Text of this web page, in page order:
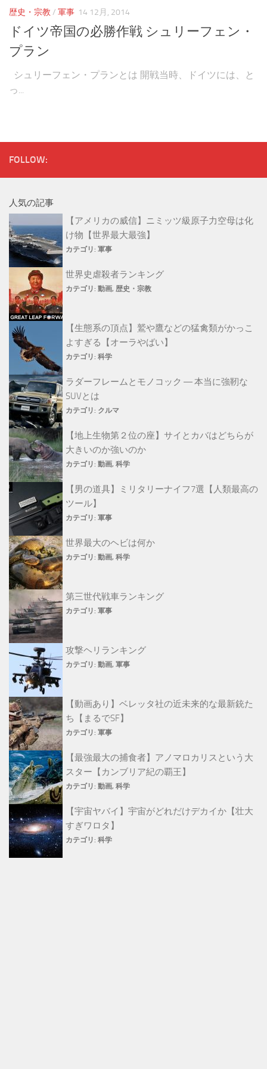
音楽
歴史・宗教 / 軍事 14 12月, 2014
ドイツ帝国の必勝作戦 シュリーフェン・
プラン
シュリーフェン・プランとは 開戦当時、ドイツには、と
っ...
FOLLOW:
人気の記事
【アメリカの威信】ニミッツ級原子力空母は化
け物【世界最大最強】
カテゴリ: 軍事
世界史虐殺者ランキング
カテゴリ: 動画, 歴史・宗教
【生態系の頂点】鷲や鷹などの猛禽類がかっこ
よすぎる【オーラやばい】
カテゴリ: 科学
ラダーフレームとモノコック ― 本当に強靭な
SUVとは
カテゴリ: クルマ
【地上生物第２位の座】サイとカバはどちらが
大きいのか強いのか
カテゴリ: 動画, 科学
【男の道具】ミリタリーナイフ7選【人類最高の
ツール】
カテゴリ: 軍事
世界最大のヘビは何か
カテゴリ: 動画, 科学
第三世代戦車ランキング
カテゴリ: 軍事
攻撃ヘリランキング
カテゴリ: 動画, 軍事
【動画あり】ベレッタ社の近未来的な最新銃た
ち【まるでSF】
カテゴリ: 軍事
【最強最大の捕食者】アノマロカリスという大
スター【カンブリア紀の覇王】
カテゴリ: 動画, 科学
【宇宙ヤバイ】宇宙がどれだけデカイか【壮大
すぎワロタ】
カテゴリ: 科学